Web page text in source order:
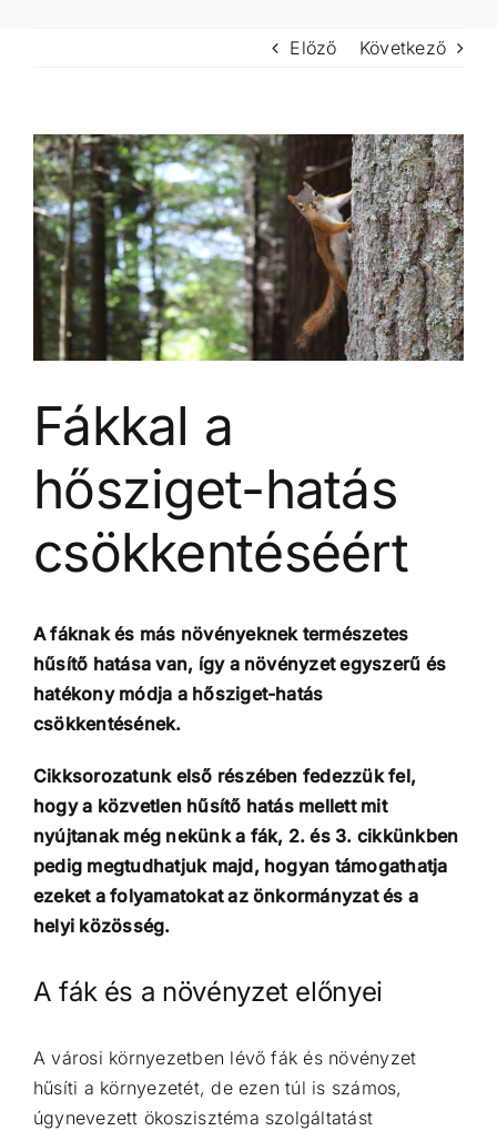
Előző Következő
View
Larger
Image
Fákkal a
hősziget-hatás
csökkentéséért
A fáknak és más növényeknek természetes
hűsítő hatása van, így a növényzet egyszerű és
hatékony módja a hősziget-hatás
csökkentésének.
Cikksorozatunk első részében fedezzük fel,
hogy a közvetlen hűsítő hatás mellett mit
nyújtanak még nekünk a fák, 2. és 3. cikkünkben
pedig megtudhatjuk majd, hogyan támogathatja
ezeket a folyamatokat az önkormányzat és a
helyi közösség.
A fák és a növényzet előnyei
A városi környezetben lévő fák és növényzet
hűsíti a környezetét, de ezen túl is számos,
úgynevezett ökoszisztéma szolgáltatást